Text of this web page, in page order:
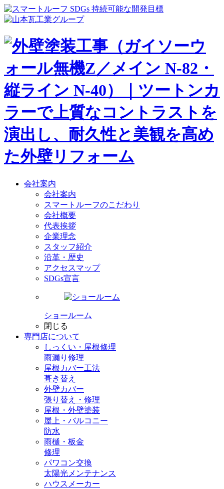
会社案内
会社案内
スマートルーフのこだわり
会社概要
代表挨拶
企業理念
スタッフ紹介
沿革・歴史
アクセスマップ
SDGs宣言
ショールーム
閉じる
専門店について
しっくい・屋根修理
雨漏り修理
屋根カバー工法
葺き替え
外壁カバー
張り替え・修理
屋根・外壁塗装
屋上・バルコニー
防水
雨樋・板金
修理
パワコン交換
太陽光メンテナンス
ハウスメーカー